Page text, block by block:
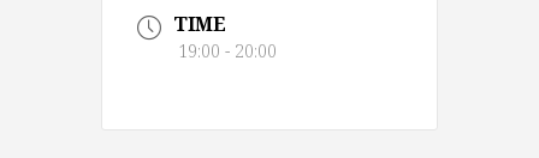
TIME
19:00 - 20:00